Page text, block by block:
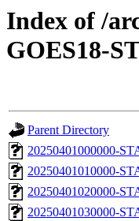
Index of /
GOES18-
Parent Directory
20250401000000-
20250401010000-
20250401020000-
20250401030000-